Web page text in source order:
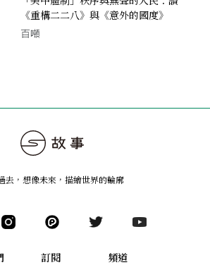
《重構二二八》與《意外的國度》
百噸
去，想像未來 ， 描繪世界的輪廓
訂閱 頻道